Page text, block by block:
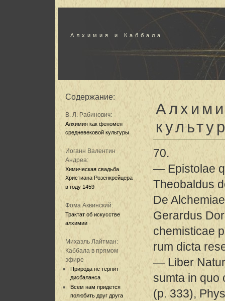
Алхимия и Каббала
Содержание:
В. Л. Рабинович:
Алхимия как феномен
средневековой культуры
Иоганн Валентин
Андреа:
Химическая свадьба
Христиана Розенкрейцера
в году 1459
Фома Аквинский:
Трактат об искусстве
алхимии
Михаэль Лайтман:
Каббала в прямом
эфире
Природа не терпит
дисбаланса
Всем нам придется
полюбить друг друга
70.
— Epistolae
Theobaldus
De
Gerardus
chemisticae
rum dicta
— Liber
sumta in quo
(p. 333),